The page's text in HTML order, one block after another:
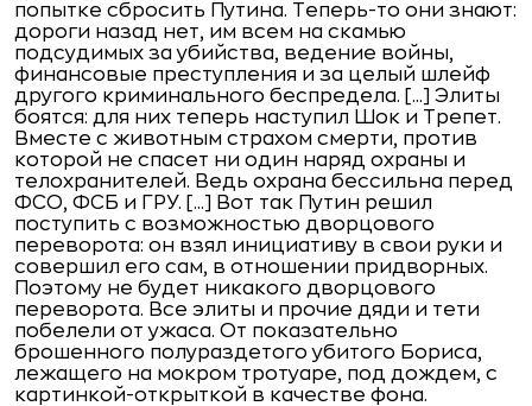
попытке сбросить Путина. Теперь-то они знают:
дороги назад нет, им всем на скамью
подсудимых за убийства, ведение войны,
финансовые преступления и за целый шлейф
другого криминального беспредела. [...] Элиты
боятся: для них теперь наступил Шок и Трепет.
Вместе с животным страхом смерти, против
которой не спасет ни один наряд охраны и
телохранителей. Ведь охрана бессильна перед
ФСО, ФСБ и ГРУ. [...] Вот так Путин решил
поступить с возможностью дворцового
переворота: он взял инициативу в свои руки и
совершил его сам, в отношении придворных.
Поэтому не будет никакого дворцового
переворота. Все элиты и прочие дяди и тети
побелели от ужаса. От показательно
брошенного полураздетого убитого Бориса,
лежащего на мокром тротуаре, под дождем, с
картинкой-открыткой в качестве фона.